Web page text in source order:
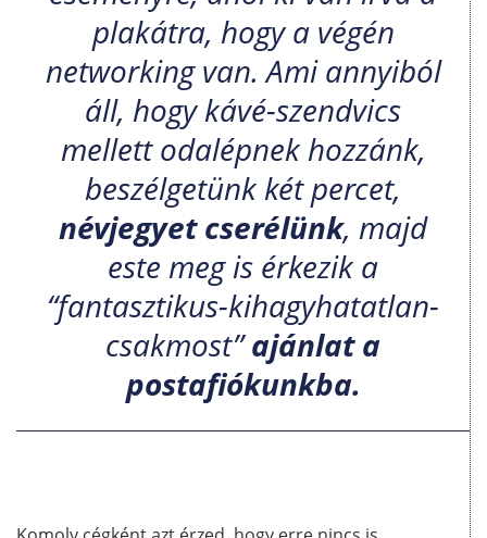
plakátra, hogy a végén
networking van. Ami annyiból
áll, hogy kávé-szendvics
mellett odalépnek hozzánk,
beszélgetünk két percet,
névjegyet cserélünk, majd
este meg is érkezik a
“fantasztikus-kihagyhatatlan-
csakmost”ajánlat a
postafiókunkba.